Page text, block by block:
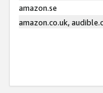
amazon.se
amazon.co.uk,